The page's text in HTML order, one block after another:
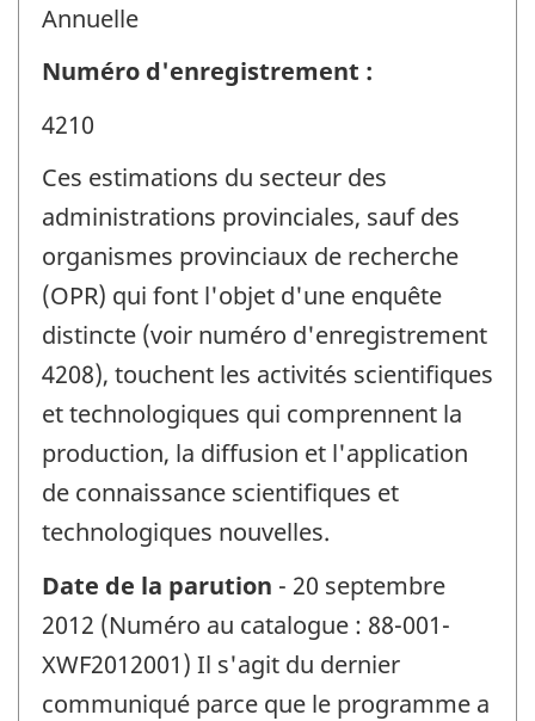
Annuelle
Numéro d'enregistrement :
4210
Ces estimations du secteur des
administrations provinciales, sauf des
organismes provinciaux de recherche
(OPR) qui font l'objet d'une enquête
distincte (voir numéro d'enregistrement
4208), touchent les activités scientifiques
et technologiques qui comprennent la
production, la diffusion et l'application
de connaissance scientifiques et
technologiques nouvelles.
Date de la parution - 20 septembre
2012 (Numéro au catalogue : 88-001-
XWF2012001) Il s'agit du dernier
communiqué parce que le programme a